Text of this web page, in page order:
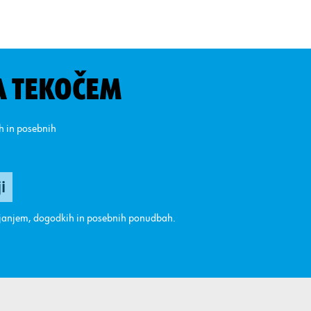
TEKOČEM
in posebnih
dogodkih in posebnih ponudbah.